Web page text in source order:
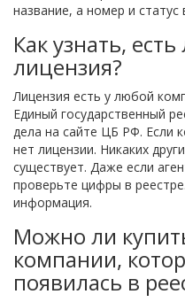
название, а номер и статус
Как узнать,
лицензия?
Лицензия есть у любой
Единый государственный
дела на сайте ЦБ РФ. Если
нет лицензии. Никаких
существует. Даже если
проверьте цифры в
информация.
Можно ли
компании,
появилась в